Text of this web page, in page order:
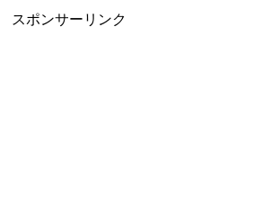
スポンサーリンク